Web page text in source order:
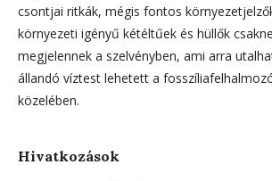
csontjai ritkák, mégis fontos
környezeti igényű kétéltűek és hüllők
megjelennek a szelvényben, ami arra
állandó víztest lehetett a
közelében.
Hivatkozások